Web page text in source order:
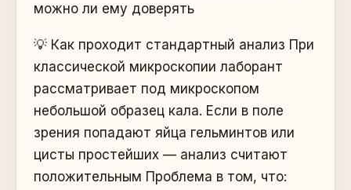
можно ли ему доверять
💡 Как проходит стандартный анализ При
классической микроскопии лаборант
рассматривает под микроскопом
небольшой образец кала. Если в поле
зрения попадают яйца гельминтов или
цисты простейших — анализ считают
положительным Проблема в том, что: